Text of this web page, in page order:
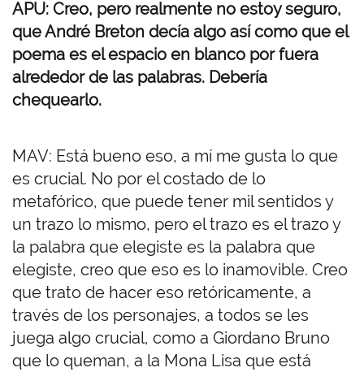
APU: Creo, pero realmente no estoy seguro,
que André Breton decía algo así como que el
poema es el espacio en blanco por fuera
alrededor de las palabras. Debería
chequearlo.
MAV: Está bueno eso, a mí me gusta lo que
es crucial. No por el costado de lo
metafórico, que puede tener mil sentidos y
un trazo lo mismo, pero el trazo es el trazo y
la palabra que elegiste es la palabra que
elegiste, creo que eso es lo inamovible. Creo
que trato de hacer eso retóricamente, a
través de los personajes, a todos se les
juega algo crucial, como a Giordano Bruno
que lo queman, a la Mona Lisa que está